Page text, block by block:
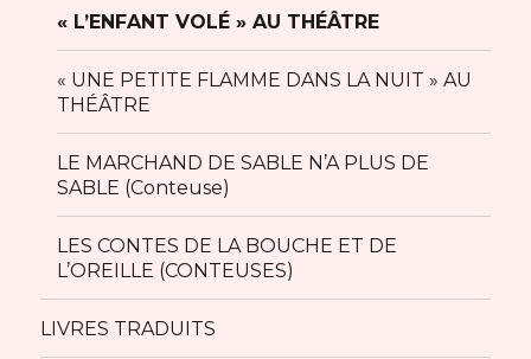
« L’ENFANT VOLÉ » AU THÉÂTRE
« UNE PETITE FLAMME DANS LA NUIT » AU
THÉÂTRE
LE MARCHAND DE SABLE N’A PLUS DE
SABLE (Conteuse)
LES CONTES DE LA BOUCHE ET DE
L’OREILLE (CONTEUSES)
LIVRES TRADUITS